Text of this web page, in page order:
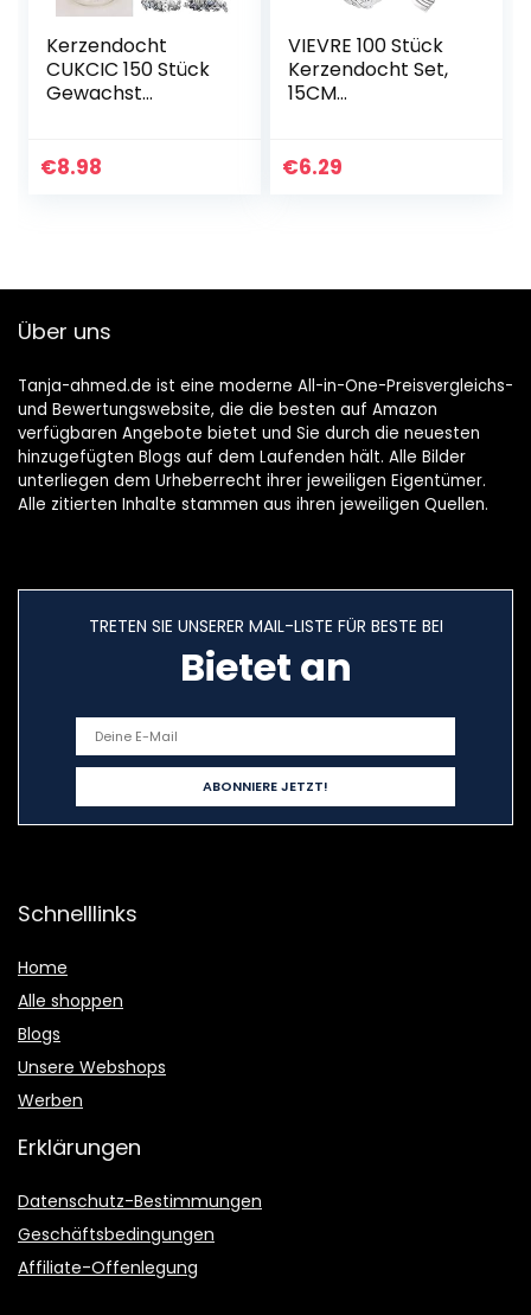
Kerzendocht
CUKCIC 150 Stück
Gewachst
Dochthalter
€8.98
VIEVRE 100 Stück
Kerzendocht Set,
15CM
Kerzendocht
€6.29
Über uns
Tanja-ahmed.de ist eine moderne All-in-One-Preisvergleichs-
und Bewertungswebsite, die die besten auf Amazon
verfügbaren Angebote bietet und Sie durch die neuesten
hinzugefügten Blogs auf dem Laufenden hält. Alle Bilder
unterliegen dem Urheberrecht ihrer jeweiligen Eigentümer.
Alle zitierten Inhalte stammen aus ihren jeweiligen Quellen.
TRETEN SIE UNSERER MAIL-LISTE FÜR BESTE BEI
Bietet an
Schnelllinks
Home
Alle shoppen
Blogs
Unsere Webshops
Werben
Erklärungen
Datenschutz-Bestimmungen
Geschäftsbedingungen
Affiliate-Offenlegung